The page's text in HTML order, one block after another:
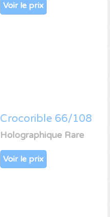
Voir le prix
Crocorible 66/108
Holographique Rare
Voir le prix